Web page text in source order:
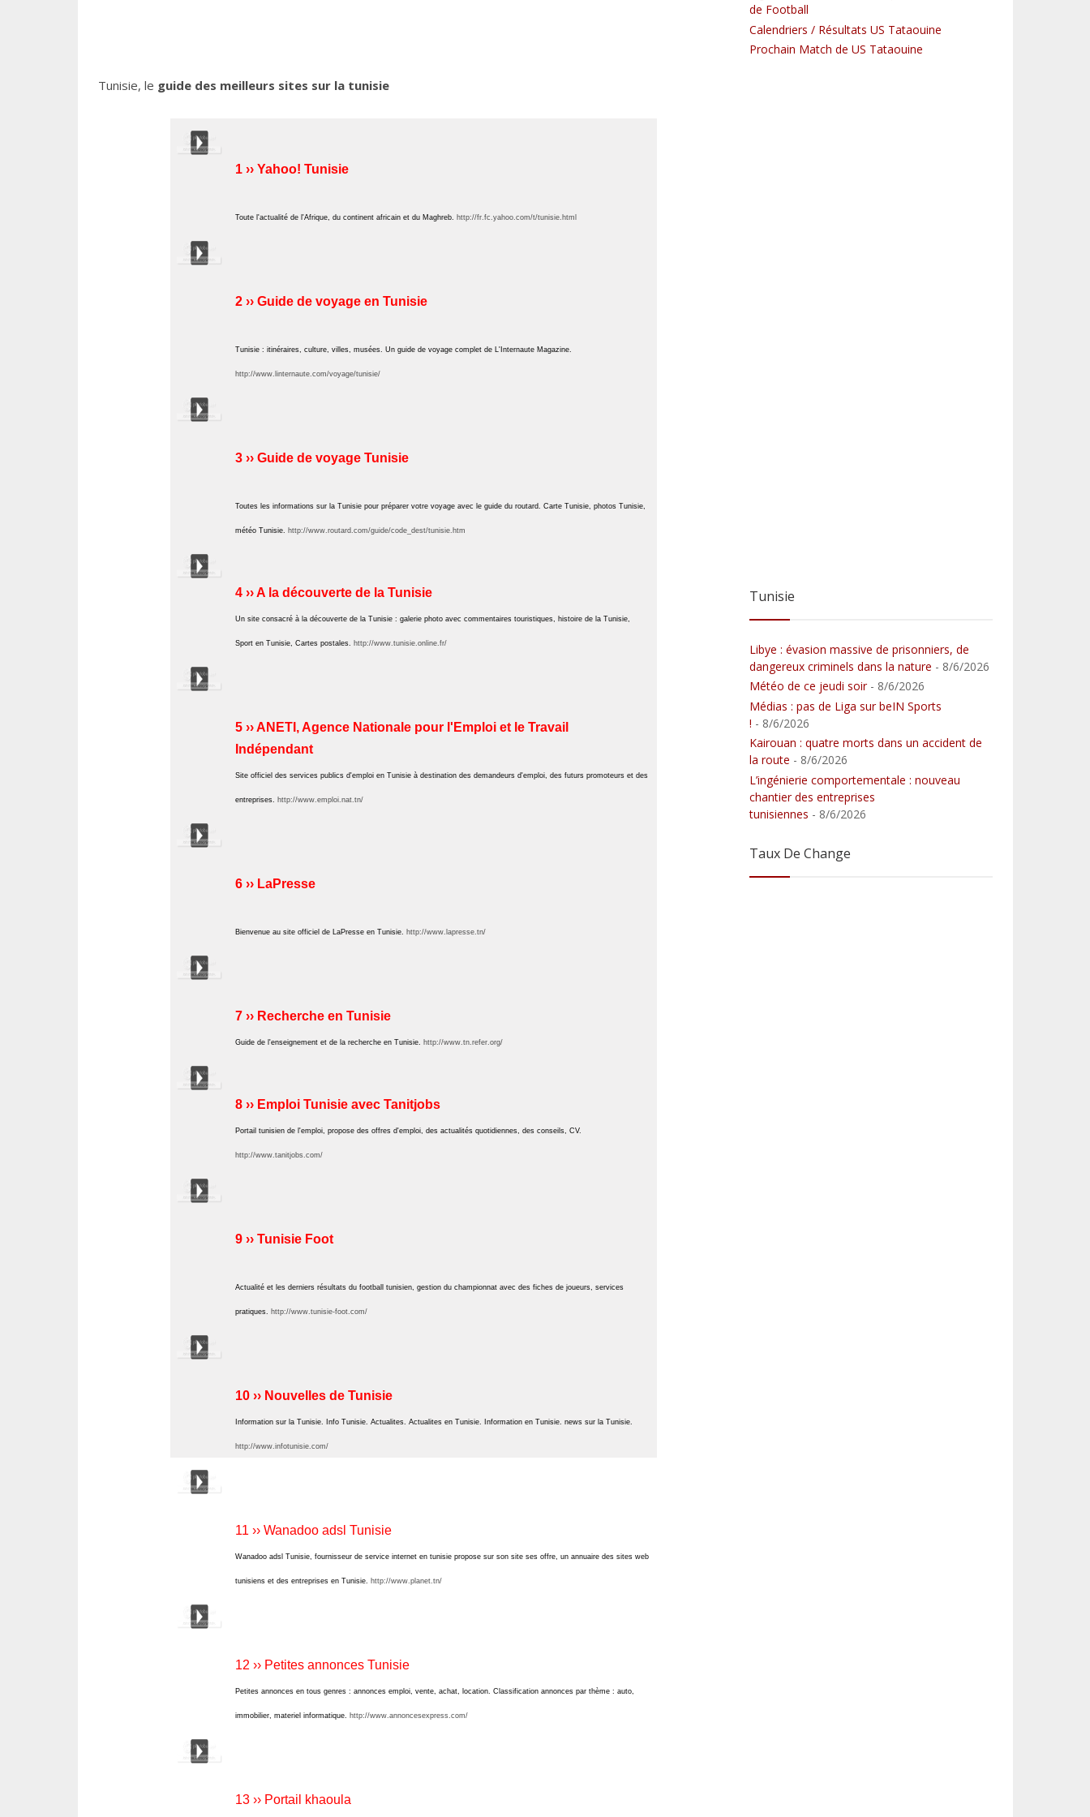
Tunisie, le guide des meilleurs sites sur la tunisie
1 ›› Yahoo! Tunisie
Toute l'actualité de l'Afrique, du continent africain et du Maghreb. http://fr.fc.yahoo.com/t/tunisie.html
2 ›› Guide de voyage en Tunisie
Tunisie : itinéraires, culture, villes, musées. Un guide de voyage complet de L'Internaute Magazine.
http://www.linternaute.com/voyage/tunisie/
3 ›› Guide de voyage Tunisie
Toutes les informations sur la Tunisie pour préparer votre voyage avec le guide du routard. Carte Tunisie, photos Tunisie,
météo Tunisie. http://www.routard.com/guide/code_dest/tunisie.htm
4 ›› A la découverte de la Tunisie
Un site consacré à la découverte de la Tunisie : galerie photo avec commentaires touristiques, histoire de la Tunisie,
Sport en Tunisie, Cartes postales. http://www.tunisie.online.fr/
5 ›› ANETI, Agence Nationale pour l'Emploi et le Travail
Indépendant
Site officiel des services publics d'emploi en Tunisie à destination des demandeurs d'emploi, des futurs promoteurs et des
entreprises. http://www.emploi.nat.tn/
6 ›› LaPresse
Bienvenue au site officiel de LaPresse en Tunisie. http://www.lapresse.tn/
7 ›› Recherche en Tunisie
Guide de l'enseignement et de la recherche en Tunisie. http://www.tn.refer.org/
8 ›› Emploi Tunisie avec Tanitjobs
Portail tunisien de l'emploi, propose des offres d'emploi, des actualités quotidiennes, des conseils, CV.
http://www.tanitjobs.com/
9 ›› Tunisie Foot
Actualité et les derniers résultats du football tunisien, gestion du championnat avec des fiches de joueurs, services
pratiques. http://www.tunisie-foot.com/
10 ›› Nouvelles de Tunisie
Information sur la Tunisie. Info Tunisie. Actualites. Actualites en Tunisie. Information en Tunisie. news sur la Tunisie.
http://www.infotunisie.com/
11 ›› Wanadoo adsl Tunisie
Wanadoo adsl Tunisie, fournisseur de service internet en tunisie propose sur son site ses offre, un annuaire des sites web
tunisiens et des entreprises en Tunisie. http://www.planet.tn/
12 ›› Petites annonces Tunisie
Petites annonces en tous genres : annonces emploi, vente, achat, location. Classification annonces par thème : auto,
immobilier, materiel informatique. http://www.annoncesexpress.com/
13 ›› Portail khaoula
de Football
Calendriers / Résultats US Tataouine
Prochain Match de US Tataouine
Tunisie
Libye : évasion massive de prisonniers, de
dangereux criminels dans la nature - 8/6/2026
Météo de ce jeudi soir- 8/6/2026
Médias : pas de Liga sur beIN Sports
! - 8/6/2026
Kairouan : quatre morts dans un accident de
la route - 8/6/2026
L’ingénierie comportementale : nouveau
chantier des entreprises
tunisiennes - 8/6/2026
Taux De Change